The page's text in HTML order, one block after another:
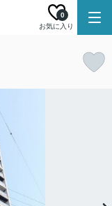
お気に入り
0